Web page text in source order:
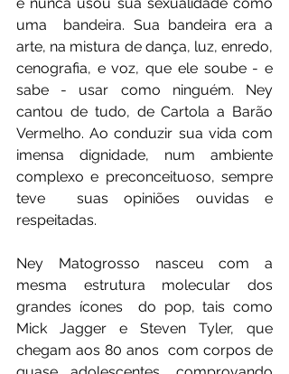
uma  bandeira. Sua bandeira era a
arte, na mistura de dança, luz, enredo,
cenografia, e voz, que ele soube - e
sabe - usar como ninguém. Ney
cantou de tudo, de Cartola a Barão
Vermelho. Ao conduzir sua vida com
imensa dignidade, num ambiente
complexo e preconceituoso, sempre
teve  suas opiniões ouvidas e
respeitadas.
Ney Matogrosso nasceu com a
mesma estrutura molecular dos
grandes ícones  do pop, tais como
Mick Jagger e Steven Tyler, que
chegam aos 80 anos  com corpos de